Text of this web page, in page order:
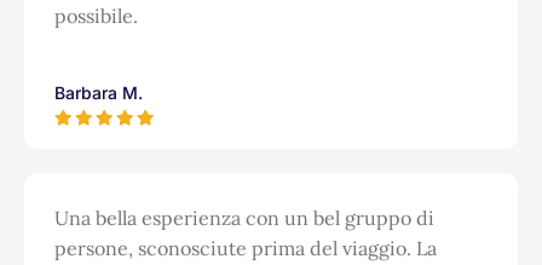
possibile.
Barbara M.
Una bella esperienza con un bel gruppo di
persone, sconosciute prima del viaggio. La